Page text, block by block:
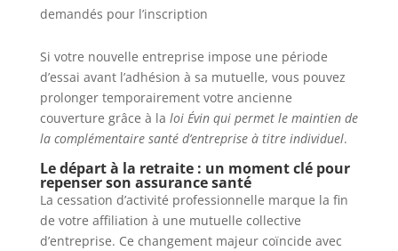
demandés pour l’inscription
Si votre nouvelle entreprise impose une période
d’essai avant l’adhésion à sa mutuelle, vous pouvez
prolonger temporairement votre ancienne
couverture grâce à la loi Évin qui permet le maintien de
la complémentaire santé d’entreprise à titre individuel.
Le départ à la retraite : un moment clé pour
repenser son assurance santé
La cessation d’activité professionnelle marque la fin
de votre affiliation à une mutuelle collective
d’entreprise. Ce changement majeur coïncide avec